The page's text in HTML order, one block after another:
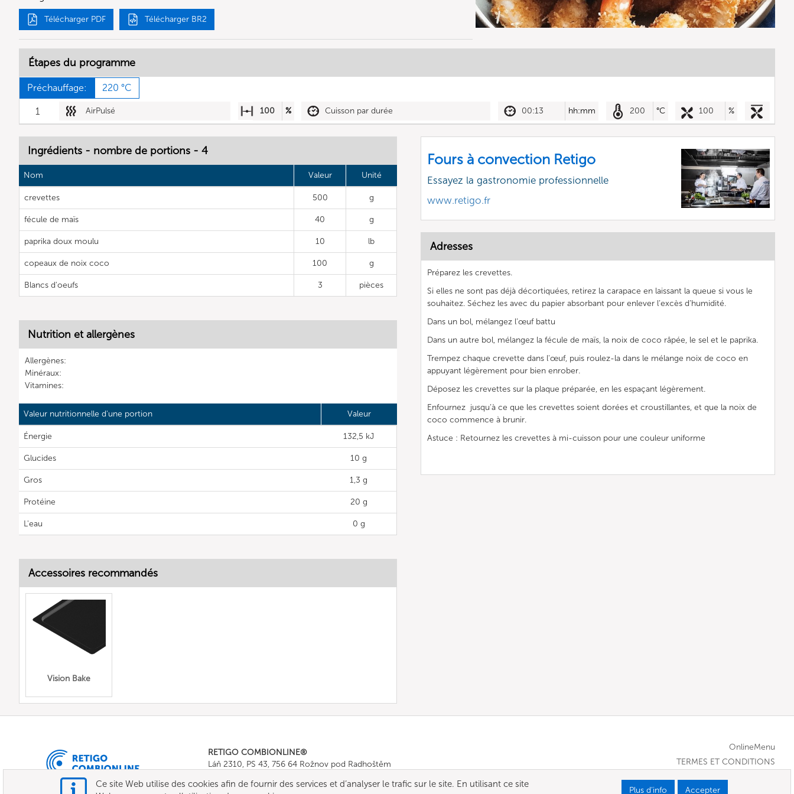
Télécharger PDF Télécharger BR2
Étapes du programme
Préchauffage: 220 °C
1 AirPulsé 100 % Cuisson par durée 00:13 hh:mm 200 °C 100 %
Ingrédients - nombre de portions - 4
Nom Valeur Unité
crevettes 500 g
fécule de maïs 40 g
paprika doux moulu 10 lb
copeaux de noix coco 100 g
Blancs d'oeufs 3 pièces
Nutrition et allergènes
Allergènes:
Minéraux:
Vitamines:
Valeur nutritionnelle d'une portion Valeur
Énergie 132,5 kJ
Glucides 10 g
Gros 1,3 g
Protéine 20 g
L'eau 0 g
Fours à convection Retigo
Essayez la gastronomie professionnelle
www.retigo.fr
Adresses
Préparez les crevettes.
Si elles ne sont pas déjà décortiquées, retirez la carapace en laissant la queue si vous le
souhaitez. Séchez les avec du papier absorbant pour enlever l’excès d’humidité.
Dans un bol, mélangez l’œuf battu
Dans un autre bol, mélangez la fécule de maïs, la noix de coco râpée, le sel et le paprika.
Trempez chaque crevette dans l'œuf, puis roulez-la dans le mélange noix de coco en
appuyant légèrement pour bien enrober.
Déposez les crevettes sur la plaque préparée, en les espaçant légèrement.
Enfournez jusqu’à ce que les crevettes soient dorées et croustillantes, et que la noix de
coco commence à brunir.
Astuce : Retournez les crevettes à mi-cuisson pour une couleur uniforme
Accessoires recommandés
Vision Bake
RETIGO COMBIONLINE®
Láň 2310, PS 43, 756 64 Rožnov pod Radhoštěm
E-mail: info@combionline.com
OnlineMenu
TERMES ET CONDITIONS
Ce site Web utilise des cookies afin de fournir des services et d’analyser le trafic sur le site. En utilisant ce site
Plus d’info Accepter